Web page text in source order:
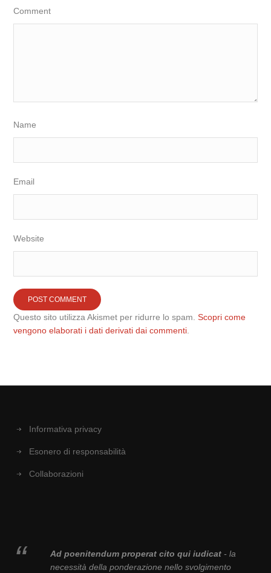
Comment
Name
Email
Website
Questo sito utilizza Akismet per ridurre lo spam.Scopri come
vengono elaborati i dati derivati dai commenti
Informativa privacy
Esonero di responsabilità
Collaborazioni
Ad poenitendum properat cito qui iudicat- la
necessità della ponderazione nello svolgimento